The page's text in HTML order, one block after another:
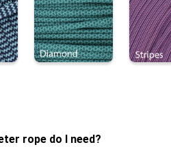
rope do I need?